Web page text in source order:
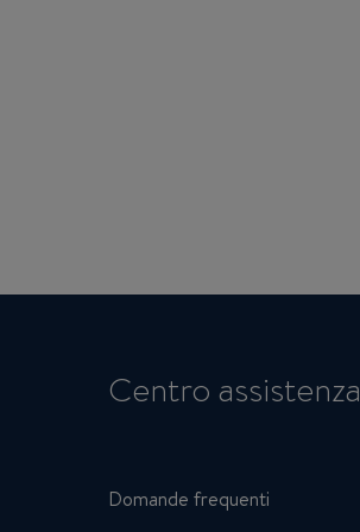
Centro assistenza
Domande frequenti